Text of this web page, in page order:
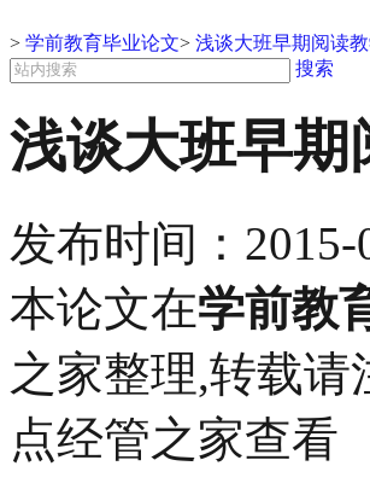
> 学前教育毕业论文> 浅谈大班早期阅读
搜索
浅谈大班早期
发布时间： 2015-
本论文在学前教
之家整理,转载请
点经管之家查看